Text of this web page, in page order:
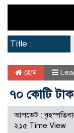
Title :
হোম
৭০ কোটি
আপডেট :
২১৫ Time View